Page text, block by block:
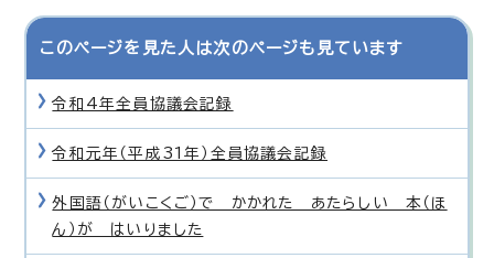
このページを見た人は次のページも見ています
令和4年全員協議会記録
令和元年（平成31年）全員協議会記録
外国語（がいこくご）で かかれた あたらしい 本（ほ
ん）が はいりました